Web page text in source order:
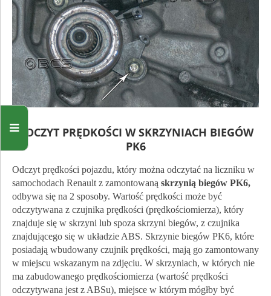
ODCZYT PRĘDKOŚCI W SKRZYNIACH BIEGÓW
PK6
Odczyt prędkości pojazdu, który można odczytać na liczniku w
samochodach Renault z zamontowaną skrzynią biegów PK6,
odbywa się na 2 sposoby. Wartość prędkości może być
odczytywana z czujnika prędkości (prędkościomierza), który
znajduje się w skrzyni lub spoza skrzyni biegów, z czujnika
znajdującego się w układzie ABS. Skrzynie biegów PK6, które
posiadają wbudowany czujnik prędkości, mają go zamontowany
w miejscu wskazanym na zdjęciu. W skrzyniach, w których nie
ma zabudowanego prędkościomierza (wartość prędkości
odczytywana jest z ABSu), miejsce w którym mógłby być